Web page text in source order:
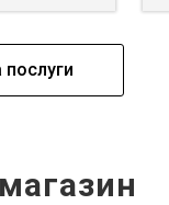
послуги